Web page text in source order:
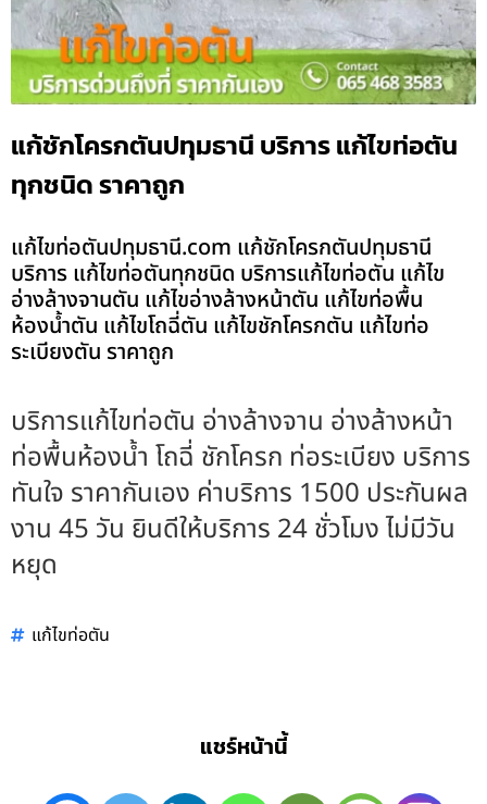
แก้ชักโครกตันปทุมธานี บริการ แก้ไขท่อตัน
ทุกชนิด ราคาถูก
แก้ไขท่อตันปทุมธานี.com แก้ชักโครกตันปทุมธานี
บริการ แก้ไขท่อตันทุกชนิด บริการแก้ไขท่อตัน แก้ไข
อ่างล้างจานตัน แก้ไขอ่างล้างหน้าตัน แก้ไขท่อพื้น
ห้องน้ำตัน แก้ไขโถฉี่ตัน แก้ไขชักโครกตัน แก้ไขท่อ
ระเบียงตัน ราคาถูก
บริการแก้ไขท่อตัน อ่างล้างจาน อ่างล้างหน้า
ท่อพื้นห้องน้ำ โถฉี่ ชักโครก ท่อระเบียง บริการ
ทันใจ ราคากันเอง ค่าบริการ 1500 ประกันผล
งาน 45 วัน ยินดีให้บริการ 24 ชั่วโมง ไม่มีวัน
หยุด
แก้ไขท่อตัน
แชร์หน้านี้